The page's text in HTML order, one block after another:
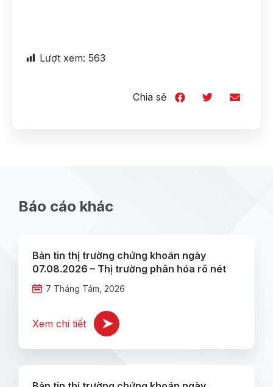
Lượt xem: 563
Chia sẻ
Báo cáo khác
Bản tin thị trường chứng khoán ngày
07.08.2026 – Thị trường phân hóa rõ nét
7 Tháng Tám, 2026
Xem chi tiết